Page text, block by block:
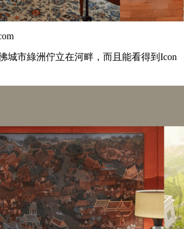
城市綠洲佇立在河畔，而且能看得到Icon